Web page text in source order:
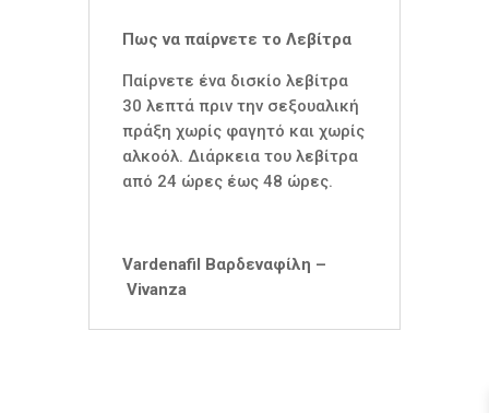
Πως να παίρνετε το Λεβίτρα
Παίρνετε ένα δισκίο λεβίτρα
30 λεπτά πριν την σεξουαλική
πράξη χωρίς φαγητό και χωρίς
αλκοόλ. Διάρκεια του λεβίτρα
από 24 ώρες έως 48 ώρες.
Vardenafil Βαρδεναφίλη –
Vivanza